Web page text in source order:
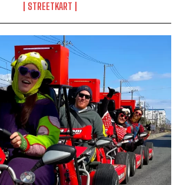
STREETKART